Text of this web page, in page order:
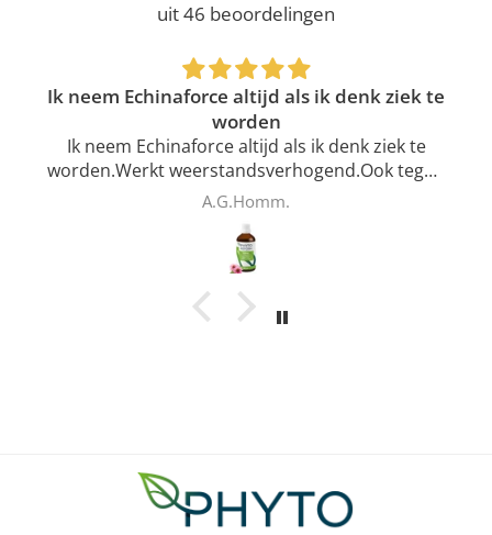
uit 46 beoordelingen
Ik neem Echinaforce altijd als ik denk ziek te
worden
Ik neem Echinaforce altijd als ik denk ziek te
worden.Werkt weerstandsverhogend.Ook tegen
hartritmestoornissen.Het alcoholpercentage is
erg laag
Beter voor je gezondheid
A.G.Homm.